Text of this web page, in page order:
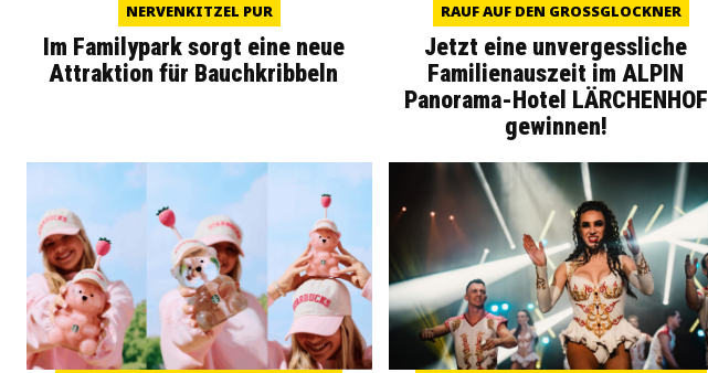
NERVENKITZEL PUR
Im Familypark sorgt eine neue
Attraktion für Bauchkribbeln
RAUF AUF DEN GROSSGLOCKNER
Jetzt eine unvergessliche
Familienauszeit im ALPIN
Panorama-Hotel LÄRCHENHOF
gewinnen!